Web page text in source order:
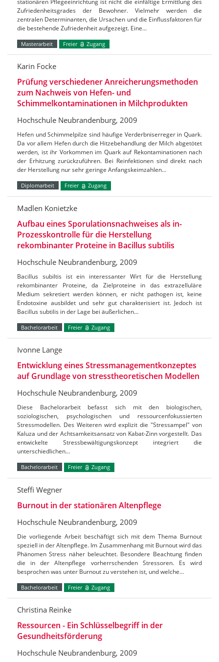
Zufriedenheitsgrades der Bewohner. Vielmehr werden die
zentralen Determinanten, die Ursachen und die Einflussfaktoren für
die bestehende Zufriedenheit aufgezeigt. Eine…
Masterarbeit Freier Zugang
Karin Focke
Prüfung verschiedener Anreicherungsmethoden
zum Nachweis von Hefen- und
Schimmelkontaminationen in Milchprodukten
Hochschule Neubrandenburg, 2009
Hefen und Schimmelpilze sind häufige Verderbniserreger in Quark.
Da vor allem Hefen durch die Hitzebehandlung der Milch abgetötet
werden, ist ihr Vorkommen im Quark auf Rekontaminationen nach
der Erhitzung zurückzuführen. Bei Reinfektionen sind direkt nach
der Herstellung nur sehr geringe Anfangskeimzahlen…
Diplomarbeit Freier Zugang
Madlen Konietzke
Aufbau eines Sporulationsnachweises als in-
Prozesskontrolle für die Herstellung
rekombinanter Proteine in Bacillus subtilis
Hochschule Neubrandenburg, 2009
Bacillus subiltis ist ein interessanter Wirt für die Herstellung
rekombinanter Proteine, da Zielproteine in das extrazelluläre
Medium sekretiert werden können, er nicht pathogen ist, keine
Endotoxine ausbildet und sehr gut charakterisiert ist. Jedoch ist
Bacillus subtilis in der Lage bei äußerlichen…
Bachelorarbeit Freier Zugang
Ivonne Lange
Entwicklung eines Stressmanagementkonzeptes
auf Grundlage von stresstheoretischen Modellen
Hochschule Neubrandenburg, 2009
Diese Bachelorarbeit befasst sich mit den biologischen,
soziologischen, psychologischen und ressourcenfokussierten
Stressmodellen. Des Weiteren wird explizit die "Stressampel" von
Kaluza und der Achtsamkeitsansatz von Kabat-Zinn vorgestellt. Das
entwickelte Stressbewältigungskonzept integriert die
unterschiedlichen…
Bachelorarbeit Freier Zugang
Steffi Wegner
Burnout in der stationären Altenpflege
Hochschule Neubrandenburg, 2009
Die vorliegende Arbeit beschäftigt sich mit dem Thema Burnout
speziell in der Altenpflege. Im Zusammenhang mit Burnout wird das
Phänomen Stress näher beleuchtet. Besondere Beachtung finden
die in der Altenpflege vorherrschenden Stressoren. Es wird
besprochen was unter Burnout zu verstehen ist, und welche…
Bachelorarbeit Freier Zugang
Christina Reinke
Ressourcen - Ein Schlüsselbegriff in der
Gesundheitsförderung
Hochschule Neubrandenburg, 2009